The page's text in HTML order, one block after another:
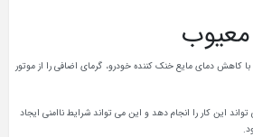
کاهش دمای مایع خنک کننده خودرو، گرمای اضافی را از موتور
این کار را انجام دهد و این می تواند شرایط ناامنی ایجاد